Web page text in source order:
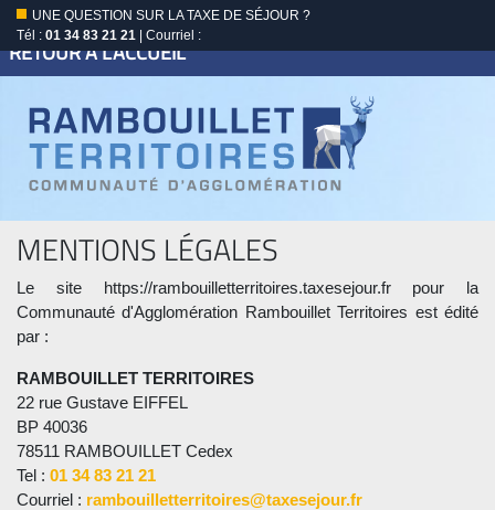
UNE QUESTION SUR LA TAXE DE SÉJOUR ?
Tél : 01 34 83 21 21 | Courriel :
RETOUR À L'ACCUEIL
MENTIONS LÉGALES
Le site https://rambouilletterritoires.taxesejour.fr pour la
Communauté d'Agglomération Rambouillet Territoires est édité
par :
RAMBOUILLET TERRITOIRES
22 rue Gustave EIFFEL
BP 40036
78511 RAMBOUILLET Cedex
Tel : 01 34 83 21 21
Courriel : rambouilletterritoires@taxesejour.fr